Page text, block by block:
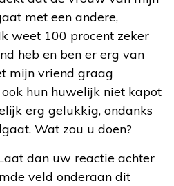
met een andere,
weet 100 procent zeker
heb en ben er erg van
mijn vriend graag
hun huwelijk niet kapot
erg gelukkig, ondanks
Wat zou u doen?
dan uw reactie achter
veld onderaan dit